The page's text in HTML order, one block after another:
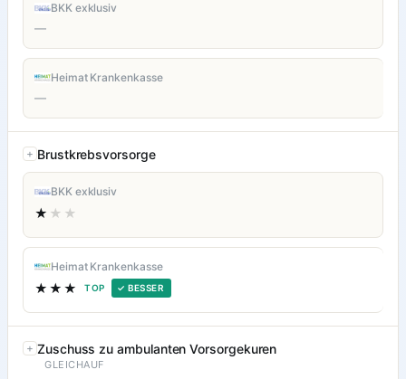
BKK exklusiv
—
Heimat Krankenkasse
—
Brustkrebsvorsorge
BKK exklusiv
★ ★★
Heimat Krankenkasse
★★★ TOP ✓ BESSER
Zuschuss zu ambulanten Vorsorgekuren
GLEICHAUF